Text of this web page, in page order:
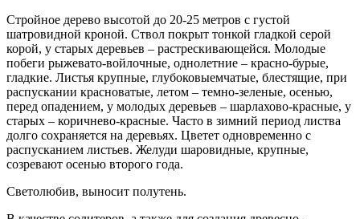
Стройное дерево высотой до 20-25 метров с густой
шатровидной кроной. Ствол покрыт тонкой гладкой серой
корой, у старых деревьев – растрескивающейся. Молодые
побеги рыжевато-войлочные, однолетние – красно-бурые,
гладкие. Листья крупные, глубоковыемчатые, блестящие, при
распускании красноватые, летом – темно-зеленые, осенью,
перед опадением, у молодых деревьев – шарлахово-красные, у
старых – коричнево-красные. Часто в зимний период листва
долго сохраняется на деревьях. Цветет одновременно с
распусканием листьев. Желуди шаровидные, крупные,
созревают осенью второго года.
Светолюбив, выносит полутень.